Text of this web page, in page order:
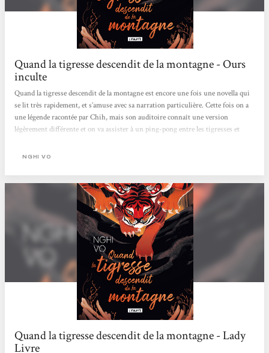
Quand la tigresse descendit de la montagne - Ours
inculte
Quand la tigresse descendit de la montagne est encore une fois une novella qui
se lit très rapidement, et s’amuse avec sa narration particulière. Cette fois on a
une légende racontée par Chih, mais son auditoire connaît une version
légèrement différente et on va assister à un ping-pong entre les tigresses et
de pas trop la ramener pour pas se faire bouffer, va devoir rebondir sans arrêt
parle évidemment des histoires,...
NGHI VO
Quand la tigresse descendit de la montagne - Lady
Livre